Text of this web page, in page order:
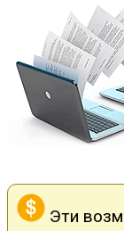
Эти